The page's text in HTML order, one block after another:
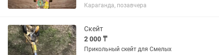
Караганда, позавчера
Скейт
2 000 ₸
Прикольный скейт для Смелых